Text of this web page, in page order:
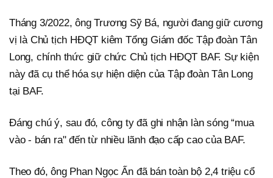
Tháng 3/2022, ông Trương Sỹ Bá, người đang giữ cương
vị là Chủ tịch HĐQT kiêm Tổng Giám đốc Tập đoàn Tân
Long, chính thức giữ chức Chủ tịch HĐQT BAF. Sự kiện
này đã cụ thể hóa sự hiện diện của Tập đoàn Tân Long
tại BAF.
Đáng chú ý, sau đó, công ty đã ghi nhận làn sóng “mua
vào - bán ra" đến từ nhiều lãnh đạo cấp cao của BAF.
Theo đó, ông Phan Ngọc Ấn đã bán toàn bộ 2,4 triệu cổ